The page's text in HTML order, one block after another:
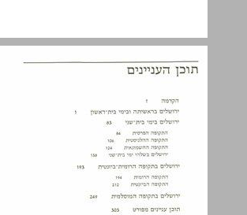
מקורות המידע להכרת ירושלים ... 6